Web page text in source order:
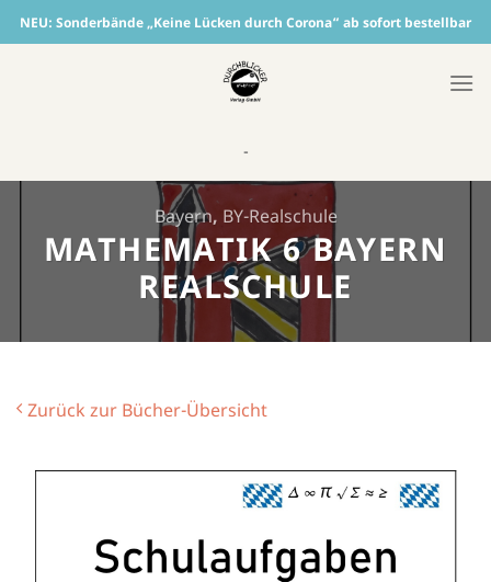
Skip
to
NEU: Sonderbände „Keine Lücken durch Corona“ ab sofort bestellbar
-
Bayern, BY-Realschule
MATHEMATIK 6 BAYERN
REALSCHULE
Zurück zur Bücher-Übersicht